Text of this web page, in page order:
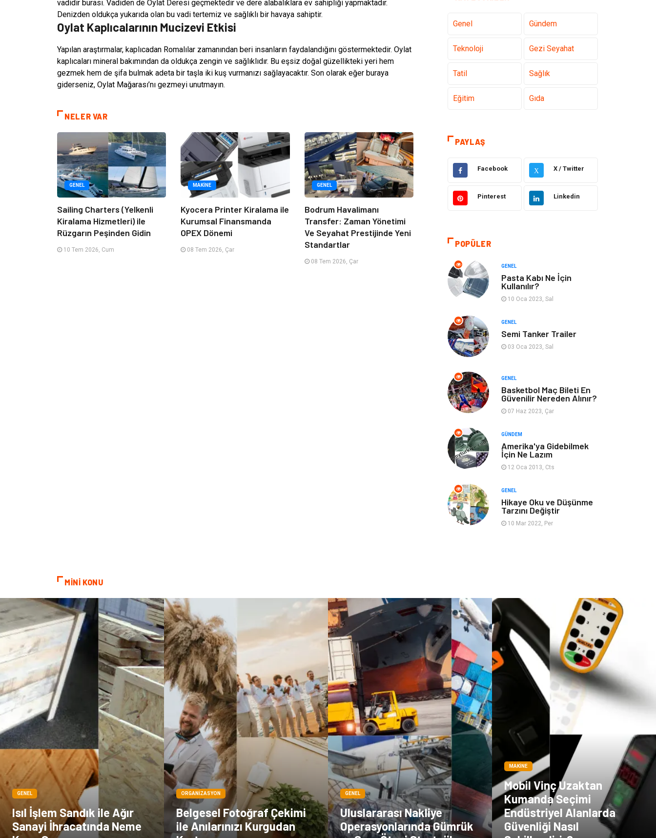
vadidir burası. Vadiden de Oylat Deresi geçmektedir ve dere alabalıklara ev sahipliği yapmaktadır.
Denizden oldukça yukarıda olan bu vadi tertemiz ve sağlıklı bir havaya sahiptir.
Oylat Kaplıcalarının Mucizevi Etkisi
Yapılan araştırmalar, kaplıcadan Romalılar zamanından beri insanların faydalandığını göstermektedir. Oylat
kaplıcaları mineral bakımından da oldukça zengin ve sağlıklıdır. Bu eşsiz doğal güzellikteki yeri hem
gezmek hem de şifa bulmak adeta bir taşla iki kuş vurmanızı sağlayacaktır. Son olarak eğer buraya
giderseniz, Oylat Mağarası’nı gezmeyi unutmayın.
NELER VAR
GENEL
Sailing Charters (Yelkenli
Kiralama Hizmetleri) ile
Rüzgarın Peşinden Gidin
10 Tem 2026, Cum
MAKINE
Kyocera Printer Kiralama ile
Kurumsal Finansmanda
OPEX Dönemi
08 Tem 2026, Çar
GENEL
Bodrum Havalimanı
Transfer: Zaman Yönetimi
Ve Seyahat Prestijinde Yeni
Standartlar
08 Tem 2026, Çar
Genel Gündem
Teknoloji Gezi Seyahat
Tatil Sağlık
Eğitim Gıda
Tanıtıcı Reklam
Makine Giyim
Kültür Organizasyon
Finans & Ekonomi
Bilgisayar &
Yazılım
Bebek Giyim Moda
Blogroll
Markalar Bilet
Tarih Spor Malzemeleri
PAYLAŞ
Facebook X X / Twitter
Pinterest Linkedin
POPÜLER
GENEL
Pasta Kabı Ne İçin
Kullanılır?
10 Oca 2023, Sal
GENEL
Semi Tanker Trailer
03 Oca 2023, Sal
GENEL
Basketbol Maç Bileti En
Güvenilir Nereden Alınır?
07 Haz 2023, Çar
GÜNDEM
Amerika'ya Gidebilmek
İçin Ne Lazım
12 Oca 2013, Cts
GENEL
Hikaye Oku ve Düşünme
Tarzını Değiştir
10 Mar 2022, Per
MİNİ KONU
GENEL
Isıl İşlem Sandık ile Ağır
Sanayi İhracatında Neme
ORGANIZASYON
Belgesel Fotoğraf Çekimi
ile Anılarınızı Kurgudan
GENEL
Uluslararası Nakliye
Operasyonlarında Gümrük
MAKINE
Mobil Vinç Uzaktan
Kumanda Seçimi
Endüstriyel Alanlarda
Güvenliği Nasıl